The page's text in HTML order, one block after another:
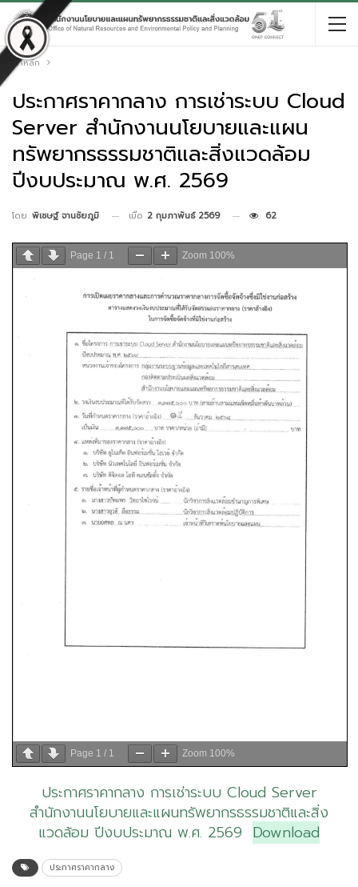
หน้าหลัก
ประกาศราคากลาง การเช่าระบบ Cloud
Server สำนักงานนโยบายและแผน
ทรัพยากรธรรมชาติและสิ่งแวดล้อม
ปีงบประมาณ พ.ศ. 2569
โดย พิเชษฐ์ จานชัยภูมิ เมื่อ 2 กุมภาพันธ์ 2569 62
Page 1 / 1 Zoom 100%
Page 1 / 1 Zoom 100%
ประกาศราคากลาง การเช่าระบบ Cloud Server
สำนักงานนโยบายและแผนทรัพยากรธรรมชาติและสิ่ง
แวดล้อม ปีงบประมาณ พ.ศ. 2569 Download
ประกาศราคากลาง